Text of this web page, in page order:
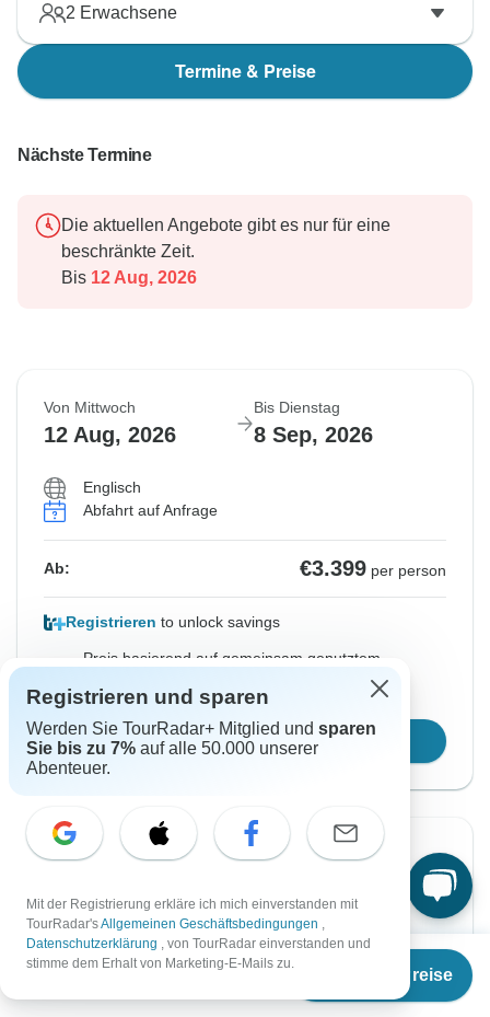
Termine & Preise
2 Erwachsene
Termine & Preise
Nächste Termine
Die aktuellen Angebote gibt es nur für eine
beschränkte Zeit.
Bis 12 Aug, 2026
Von Mittwoch
12 Aug, 2026
Bis Dienstag
8 Sep, 2026
Englisch
Abfahrt auf Anfrage
Ab: €3.399 per person
Registrieren to unlock savings
Preis basierend auf gemeinsam genutztem
Reisetermin wählen
Von Mittwoch Bis Dienstag
Englisch
Abfahrt auf Anfrage
Registrieren und sparen
Werden Sie TourRadar+ Mitglied und sparen
Sie bis zu 7% auf alle 50.000 unserer
Abenteuer.
Mit der Registrierung erkläre ich mich einverstanden mit
TourRadar'sAllgemeinen Geschäftsbedingungen ,
Datenschutzerklärung , von TourRadar einverstanden und
stimme dem Erhalt von Marketing-E-Mails zu.